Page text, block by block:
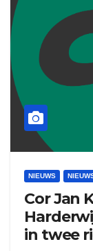
NIEUWS
Cor Jan
in twee